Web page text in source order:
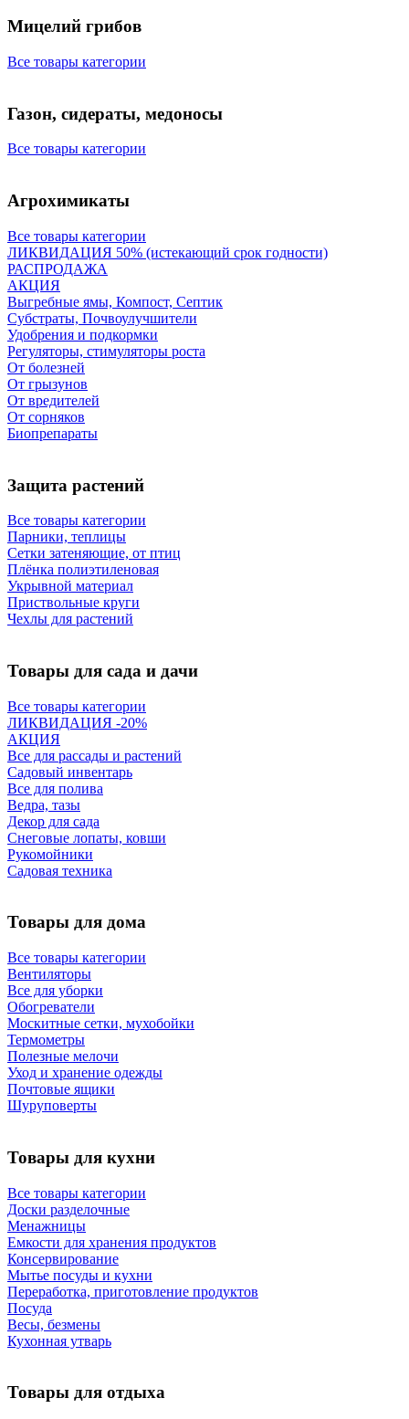
Мицелий грибов
Все товары категории
Газон, сидераты, медоносы
Все товары категории
Агрохимикаты
Все товары категории
ЛИКВИДАЦИЯ 50% (истекающий срок годности)
РАСПРОДАЖА
АКЦИЯ
Выгребные ямы, Компост, Септик
Субстраты, Почвоулучшители
Удобрения и подкормки
Регуляторы, стимуляторы роста
От болезней
От грызунов
От вредителей
От сорняков
Биопрепараты
Защита растений
Все товары категории
Парники, теплицы
Сетки затеняющие, от птиц
Плёнка полиэтиленовая
Укрывной материал
Приствольные круги
Чехлы для растений
Товары для сада и дачи
Все товары категории
ЛИКВИДАЦИЯ -20%
АКЦИЯ
Все для рассады и растений
Садовый инвентарь
Все для полива
Ведра, тазы
Декор для сада
Снеговые лопаты, ковши
Рукомойники
Садовая техника
Товары для дома
Все товары категории
Вентиляторы
Все для уборки
Обогреватели
Москитные сетки, мухобойки
Термометры
Полезные мелочи
Уход и хранение одежды
Почтовые ящики
Шуруповерты
Товары для кухни
Все товары категории
Доски разделочные
Менажницы
Емкости для хранения продуктов
Консервирование
Мытье посуды и кухни
Переработка, приготовление продуктов
Посуда
Весы, безмены
Кухонная утварь
Товары для отдыха